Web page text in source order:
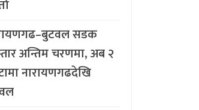
सडक
अन्तिम चरणमा, अब २
नारायणगढदेखि